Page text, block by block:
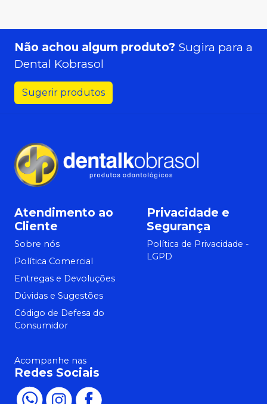
Não achou algum produto? Sugira para a
Dental Kobrasol
Sugerir produtos
Atendimento ao
Cliente
Sobre nós
Política Comercial
Entregas e Devoluções
Dúvidas e Sugestões
Código de Defesa do
Consumidor
Privacidade e
Segurança
Política de Privacidade -
LGPD
Acompanhe nas
Redes Sociais